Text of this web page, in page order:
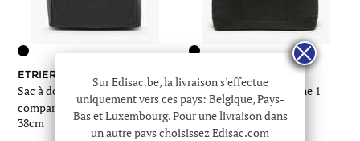
ETRIER
Sac à dos business 2
compartiments baroudeur
38cm
Sac à dos business flèche 1
compartiment + pc 15"
38cm
Sur Edisac.be, la livraison s’effectue
uniquement vers ces pays: Belgique, Pays-
Bas et Luxembourg. Pour une livraison dans
un autre pays choisissez Edisac.com